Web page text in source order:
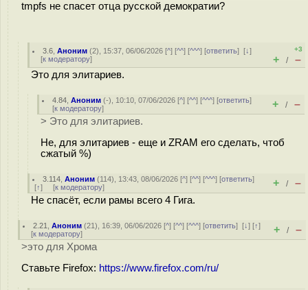
tmpfs не спасет отца русской демократии?
3.6 ,Аноним (2), 15:37, 06/06/2026 [^] [^^] [^^^] [ответить][↓]
[к модератору]
+3
+ / –
Это для элитариев.
4.84 ,Аноним (-), 10:10, 07/06/2026 [^] [^^] [^^^] [ответить]
[к модератору] + / –
> Это для элитариев.
Не, для элитариев - еще и ZRAM его сделать, чтоб
сжатый %)
3.114 ,Аноним (114), 13:43, 08/06/2026 [^] [^^] [^^^] [ответить]
[↑] [к модератору] + / –
Не спасёт, если рамы всего 4 Гига.
2.21 ,Аноним (21), 16:39, 06/06/2026 [^] [^^] [^^^] [ответить][↓] [↑]
[к модератору] + / –
>это для Хрома
Ставьте Firefox: https://www.firefox.com/ru/